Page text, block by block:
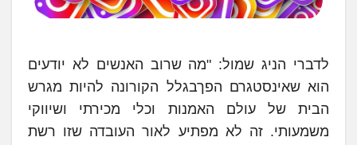
לדברי הניג שמול: "מה שרוב האנשים לא יודעים
הוא שאינסטגרם הפךבגלל הקורונה להיות מגרש
הבית של עולם האמנות וכלי מכירתי ושיווקי
משמעותי. זה לא מפתיע לאור העובדה שזו רשת